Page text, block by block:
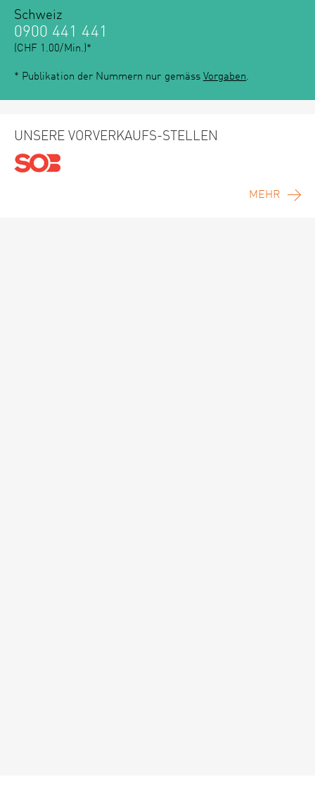
Schweiz
0900 441 441
(CHF 1.00/Min.)*
* Publikation der Nummern nur gemäss Vorgaben.
UNSERE VORVERKAUFS-STELLEN
MEHR